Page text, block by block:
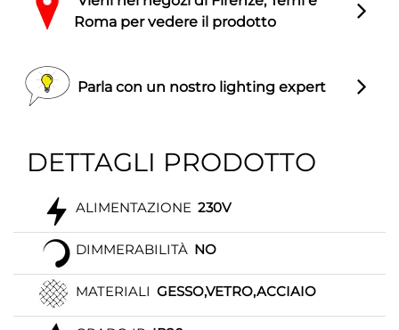
Roma per vedere il prodotto
Parla con un nostro lighting expert
DETTAGLI PRODOTTO
ALIMENTAZIONE 230V
DIMMERABILITÀ NO
MATERIALI GESSO,VETRO,ACCIAIO